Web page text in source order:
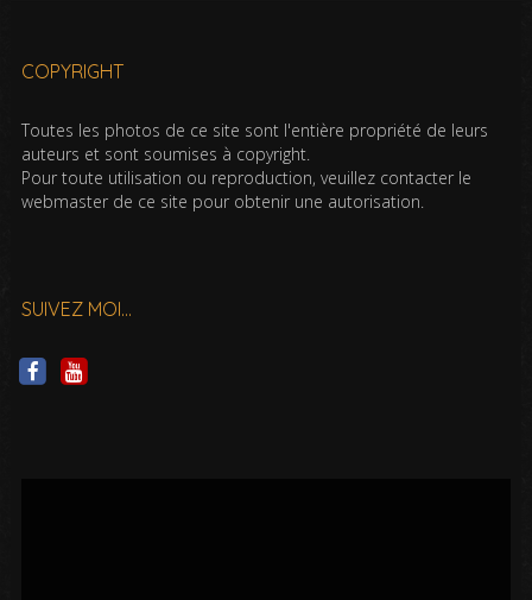
COPYRIGHT
Toutes les photos de ce site sont l'entière propriété de leurs
auteurs et sont soumises à copyright.
Pour toute utilisation ou reproduction, veuillez contacter le
webmaster de ce site pour obtenir une autorisation.
SUIVEZ MOI…